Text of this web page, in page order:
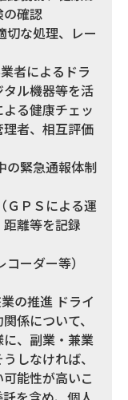
の確認
切な処理、レー
者によるドラ
ル機器等を活
る健康チェッ
者、相互評価
の緊急通報体制
ＧＰＳによる運
離等を記録
ーダー等）
の推進 ドライ
係について、
、副業・兼業
しなければ、
能性が高いこ